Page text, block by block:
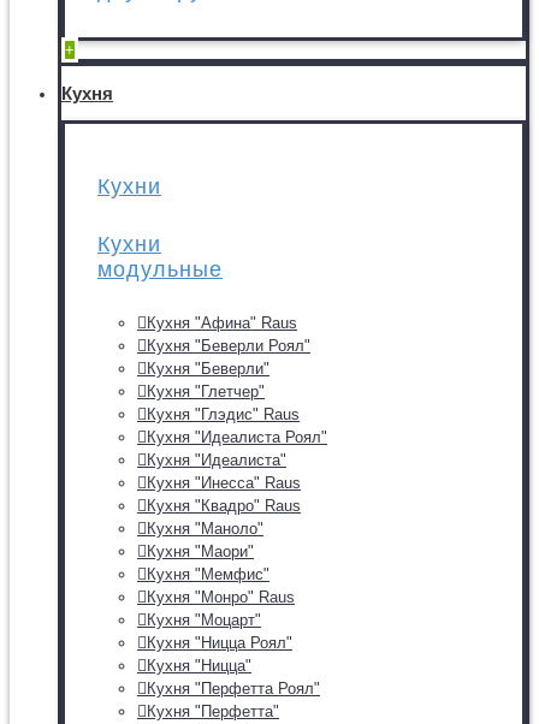
+
Кухня
Кухни
Кухни
модульные
Кухня "Афина" Raus
Кухня "Беверли Роял"
Кухня "Беверли"
Кухня "Глетчер"
Кухня "Глэдис" Raus
Кухня "Идеалиста Роял"
Кухня "Идеалиста"
Кухня "Инесса" Raus
Кухня "Квадро" Raus
Кухня "Маноло"
Кухня "Маори"
Кухня "Мемфис"
Кухня "Монро" Raus
Кухня "Моцарт"
Кухня "Ницца Роял"
Кухня "Ницца"
Кухня "Перфетта Роял"
Кухня "Перфетта"